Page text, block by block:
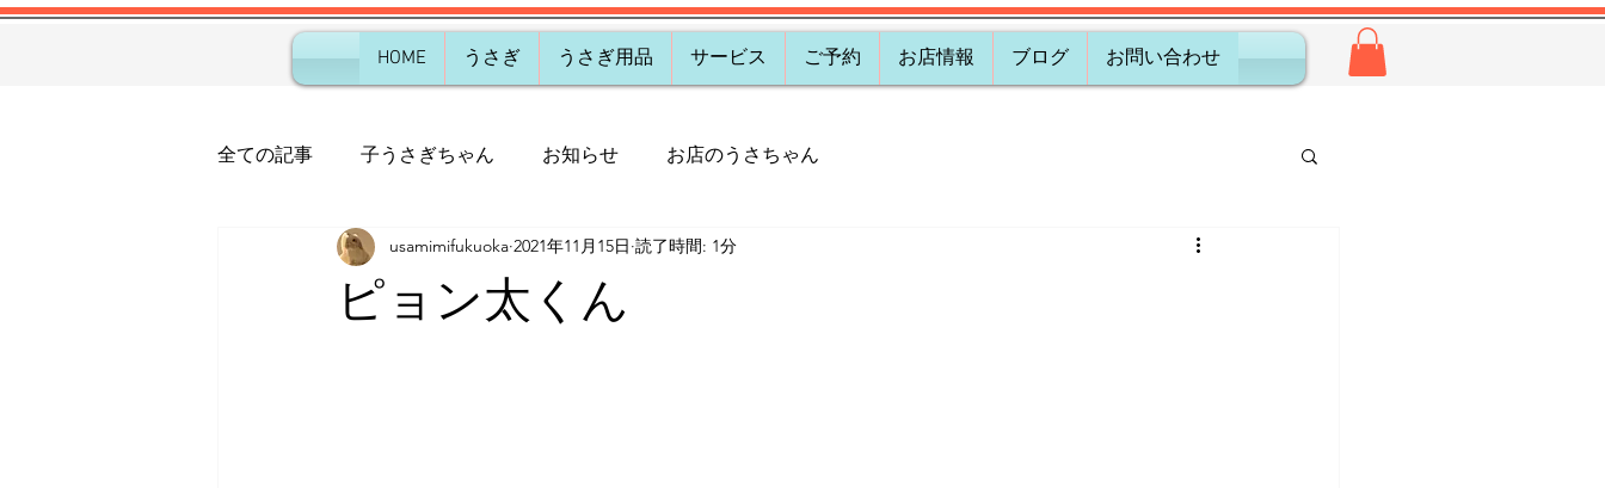
HOME うさぎ うさぎ用品 サービス ご予約 お店情報 ブログ お問い合わせ
全ての記事 子うさぎちゃん お知らせ お店のうさちゃん
ピョン太くん
usamimifukuoka 2021年11月15日 読了時間: 1分